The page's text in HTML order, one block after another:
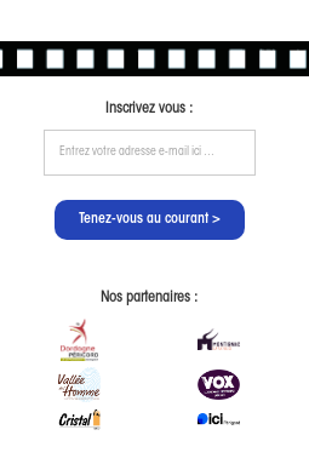
Inscrivez vous :
Nos partenaires :